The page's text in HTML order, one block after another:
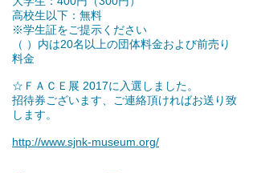
高校生以下：無料
※学生証をご提示ください
（ ）内は20名以上の団体料金および前売り
料金
☆ＦＡＣＥ展 2017に入選しました。
招待券ございます、ご連絡頂ければお送り致
します。
http://www.sjnk-museum.org/